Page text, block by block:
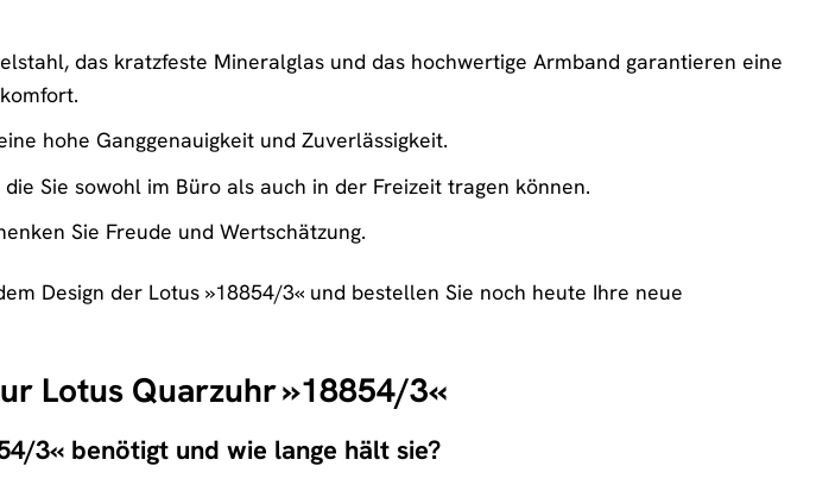
das kratzfeste Mineralglas und das hochwertige Armband garantieren eine
hohe Ganggenauigkeit und Zuverlässigkeit.
Sie sowohl im Büro als auch in der Freizeit tragen können.
Sie Freude und Wertschätzung.
Design der Lotus »18854/3« und bestellen Sie noch heute Ihre neue
Lotus Quarzuhr »18854/3«
3« benötigt und wie lange hält sie?